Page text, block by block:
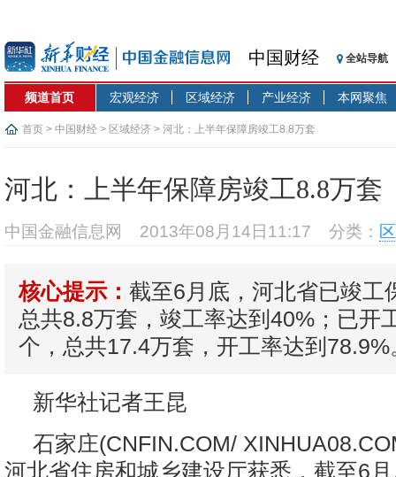
中国财经 全站导航
频道首页 宏观经济 区域经济 产业经济 本网聚焦
首页 > 中国财经 > 区域经济 > 河北：上半年保障房竣工8.8万套
河北：上半年保障房竣工8.8万套
中国金融信息网 2013年08月14日11:17 分类：
核心提示： 截至6月底，河北省已竣工
总共8.8万套，竣工率达到40%；已开
个，总共17.4万套，开工率达到78.9%
新华社记者王昆
石家庄(CNFIN.COM/
河北省住房和城乡建设厅获悉，截至6